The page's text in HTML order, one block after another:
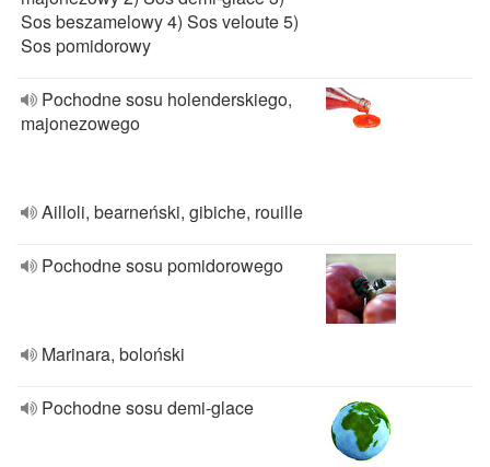
Sos beszamelowy 4) Sos veloute 5)
Sos pomidorowy
Pochodne sosu holenderskiego,
majonezowego
Ailloli, bearneński, gibiche, rouille
Pochodne sosu pomidorowego
Marinara, boloński
Pochodne sosu demi-glace